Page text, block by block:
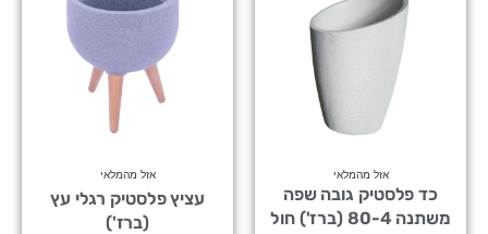
אזל מהמלאי
כד פלסטיק גובה שפה
משתנה 80-4 (ברז') חול
אזל מהמלאי
עציץ פלסטיק רגלי עץ
(ברז')